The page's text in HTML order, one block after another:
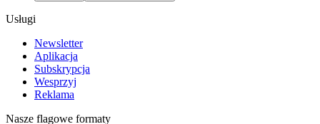
Usługi
Newsletter
Aplikacja
Subskrypcja
Wesprzyj
Reklama
Nasze flagowe formaty